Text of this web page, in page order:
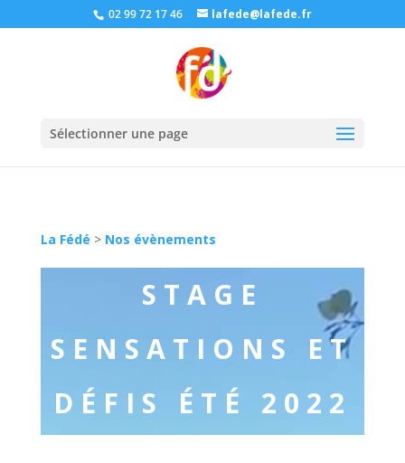
02 99 72 17 46 lafede@lafede.fr
Sélectionner une page
La Fédé > Nos évènements
STAGE
SENSATIONS ET
DÉFIS ÉTÉ 2022